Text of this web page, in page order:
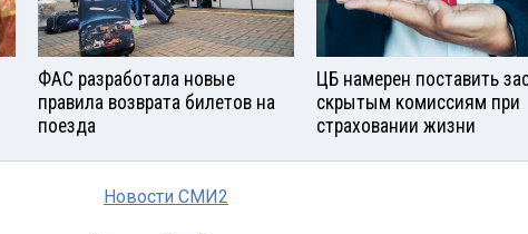
ФАС разработала новые
правила возврата билетов на
поезда
ЦБ намерен поставить
скрытым комиссиям при
страховании жизни
Новости СМИ2